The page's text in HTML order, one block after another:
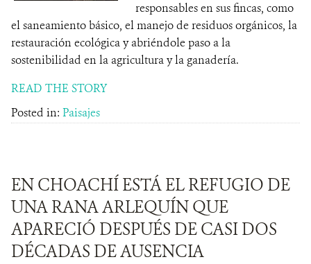
responsables en sus fincas, como
el saneamiento básico, el manejo de residuos orgánicos, la
restauración ecológica y abriéndole paso a la
sostenibilidad en la agricultura y la ganadería.
READ THE STORY
Posted in: Paisajes
EN CHOACHÍ ESTÁ EL REFUGIO DE
UNA RANA ARLEQUÍN QUE
APARECIÓ DESPUÉS DE CASI DOS
DÉCADAS DE AUSENCIA